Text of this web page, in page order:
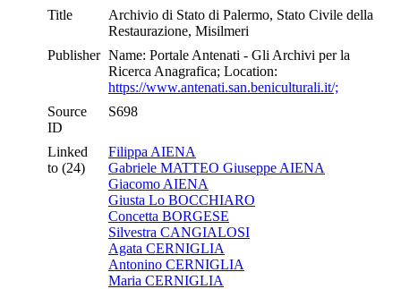
Title
Archivio di Stato di Palermo, Stato Civile della
Restaurazione, Misilmeri
Publisher Name: Portale Antenati - Gli Archivi per la
Ricerca Anagrafica; Location:
https://www.antenati.san.beniculturali.it/;
Source
ID
S698
Linked
to (24)
Filippa AIENA
Gabriele MATTEO Giuseppe AIENA
Giacomo AIENA
Giusta Lo BOCCHIARO
Concetta BORGESE
Silvestra CANGIALOSI
Agata CERNIGLIA
Antonino CERNIGLIA
Maria CERNIGLIA